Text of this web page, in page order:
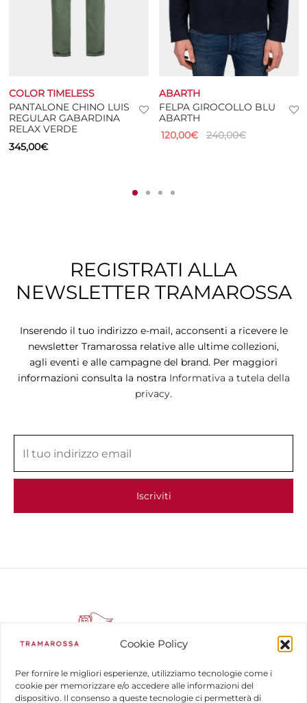
Cookie Policy
Per fornire le migliori esperienze, utilizziamo tecnologie come i
cookie per memorizzare e/o accedere alle informazioni del
dispositivo. Il consenso a queste tecnologie ci permetterà di
PANTALONE CHINO LUIS
REGULAR GABARDINA
RELAX VERDE
COLOR TIMELESS
345,00€
FELPA GIROCOLLO BLU
ABARTH
ABARTH
120,00€ 240,00€
REGISTRATI ALLA
NEWSLETTER TRAMAROSSA
Inserendo il tuo indirizzo e-mail, acconsenti a ricevere le
newsletter Tramarossa relative alle ultime collezioni,
agli eventi e alle campagne del brand. Per maggiori
informazioni consulta la nostra Informativa a tutela della
privacy.